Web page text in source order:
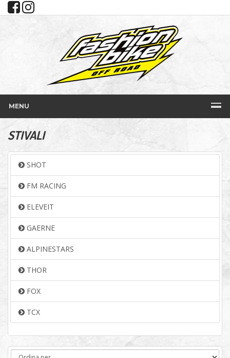
MENU
STIVALI
SHOT
FM RACING
ELEVEIT
GAERNE
ALPINESTARS
THOR
FOX
TCX